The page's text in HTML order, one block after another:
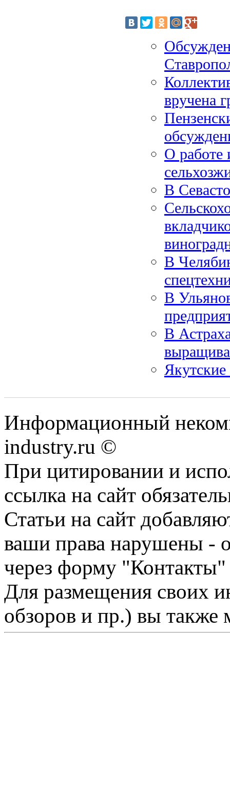
вручена
О работе
В
В
В
В
Якутские
Информационный
industry.ru ©
При цитировании и
ссылка на сайт
Статьи на сайт
ваши права нарушены -
через форму "Контакты"
Для размещения своих
обзоров и пр.) вы также